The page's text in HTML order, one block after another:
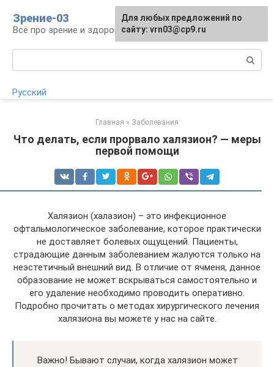
контенту
Зрение-03
Всё про зрение и здоровье глаз
Русский
Главная » Заболевания
Что делать, если прорвало халязион? — меры
первой помощи
Халязион (халазион) – это инфекционное
офтальмологическое заболевание, которое практически
не доставляет болевых ощущений. Пациенты,
страдающие данным заболеванием жалуются только на
неэстетичный внешний вид. В отличие от ячменя, данное
образование не может вскрываться самостоятельно и
его удаление необходимо проводить оперативно.
Подробно прочитать о методах хирургического лечения
халязиона вы можете у нас на сайте.
Важно! Бывают случаи, когда халязион может
Для любых предложений по
сайту: vrn03@cp9.ru